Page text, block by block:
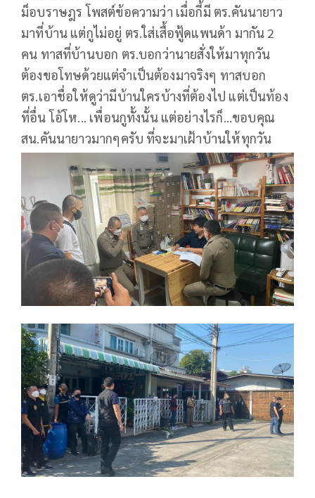
ม็อบราษฎร โพสต์ข้อความว่า เมื่อกี้มี ตร.คันนายาว
มาที่บ้าน แต่กูไม่อยู่ ตร.ใส่เสื้อฟู้ดแพนด้า มากัน 2
คน ทาสที่บ้านบอก ตร.บอกว่านายสั่งให้มาทุกวัน
ต้องขอโทษด้วยแต่จำเป็นต้องมาจริงๆ ทาสบอก
ตร.เอาชื่อให้ดูว่ามีบ้านใครบ้างที่ต้องไป แต่เป็นท้อง
ที่อื่น โอ้โห... เพื่อนกูทั้งนั้น แต่อย่างไรก็...ขอบคุณ
สน.คันนายาวมากๆครับ ที่จะมาเฝ้าบ้านให้ทุกวัน